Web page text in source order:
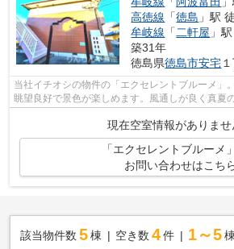
高徳線 「徳島 」駅
牟岐線 「二軒屋 」
築31年
徳島県徳島市安宅
当社イチオシの物件の「エクセレントブルーメ」
眺望良好で景色が楽しめます。風通しが良く真夏
現在空室情報がありませ
「エクセレントブルーメ
お問い合わせはこち
該当物件数 5棟 空き数 4 件 1～5